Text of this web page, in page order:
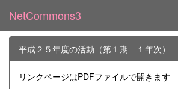
NetCommons3
平成２５年度の活動（第１期 １年次）
リンクページはPDFファイルで開きます